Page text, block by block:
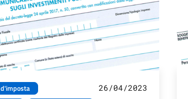
26/04/2023